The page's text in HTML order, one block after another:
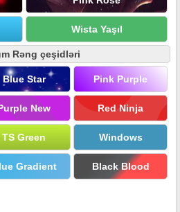
Wista Yaşıl
Rəng çeşidləri
Blue Star Pink Purple
New Red Ninja
TS Green Windows
Gradient Black Blood